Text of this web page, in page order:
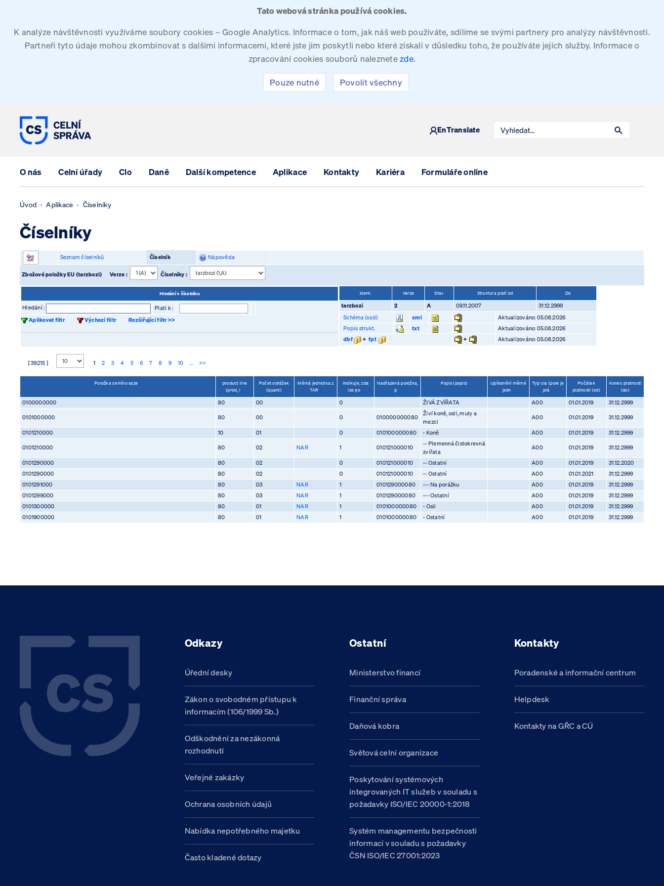
Tato webová stránka používá cookies.
K analýze návštěvnosti využíváme soubory cookies – Google Analytics. Informace o tom, jak náš web používáte, sdílíme se svými partnery pro analýzy návštěvnosti.
Partneři tyto údaje mohou zkombinovat s dalšími informacemi, které jste jim poskytli nebo které získali v důsledku toho, že používáte jejich služby. Informace o
zpracování cookies souborů naleznetezde.
Pouze nutné Povolit všechny
EnTranslate
O nás Celní úřady Clo Daně Další kompetence Aplikace Kontakty Kariéra Formuláře online
Úvod Aplikace Číselníky
Číselníky
Seznam číselníků Číselník Nápověda
Zbožové položky EU (tarzbozi) Verze : Číselníky :
Hledání v číselníku
Hledání :
Platí k :
Aplikovat filtr
Výchozí filtr Rozšiřující filtr >>
Ident. Verze Stav Struktura platí od Do
tarzbozi 2 A 09.11.2007
31.12.2999
Schéma (xsd)
xml
Aktualizováno: 05.08.2026
Popis strukt.
txt
Aktualizováno: 05.08.2026
dbf
+ fpt + Aktualizováno: 05.08.2026
[ 39215 ] 1 2 3 4 5 6 7 8 9 10 ... >>
Položka celního saze...
product line
(prod_l...
Počet odrážek
(quant)
Měrná jednotka z
TAR...
Indikuje, zda
lze po...
Nadřazená položka,
p...
Popis (popis)
Upřesnění měrné
jedn...
Typ cla (pole je
prá...
Počátek
platnosti (od)
Konec platnosti
(do)
0100000000 80 00 0 ŽIVÁ ZVÍŘATA A00 01.01.2019 31.12.2999
0101000000 80 00 0 010000000080
Živí koně, osli, muly a
mezci
A00 01.01.2019 31.12.2999
0101210000 10 01 0 010100000080 - Koně A00 01.01.2019 31.12.2999
0101210000 80 02 NAR 1 010121000010
-- Plemenná čistokrevná
zvířata
A00 01.01.2019 31.12.2999
0101290000 80 02 0 010121000010 -- Ostatní A00 01.01.2019
31.12.2020
0101290000
80 02 0 010121000010 -- Ostatní A00 01.01.2021
31.12.2999
0101291000
80 03 NAR 1 010129000080 --- Na porážku A00 01.01.2019
31.12.2999
0101299000
80 03 NAR 1 010129000080 --- Ostatní A00 01.01.2019
31.12.2999
0101300000
80 01 NAR 1 010100000080 - Osli A00 01.01.2019
31.12.2999
0101900000
80 01 NAR 1 010100000080 - Ostatní A00 01.01.2019 31.12.2999
Odkazy
Úřední desky
Zákon o svobodném přístupu k
informacím (106/1999 Sb.)
Odškodnění za nezákonná
rozhodnutí
Veřejné zakázky
Ochrana osobních údajů
Nabídka nepotřebného majetku
Často kladené dotazy
Ostatní
Ministerstvo financí
Finanční správa
Daňová kobra
Světová celní organizace
Poskytování systémových
integrovaných IT služeb v souladu s
požadavky ISO/IEC 20000-1:2018
Systém managementu bezpečnosti
informací v souladu s požadavky
ČSN ISO/IEC 27001:2023
Kontakty
Poradenské a informační centrum
Helpdesk
Kontakty na GŘC a CÚ